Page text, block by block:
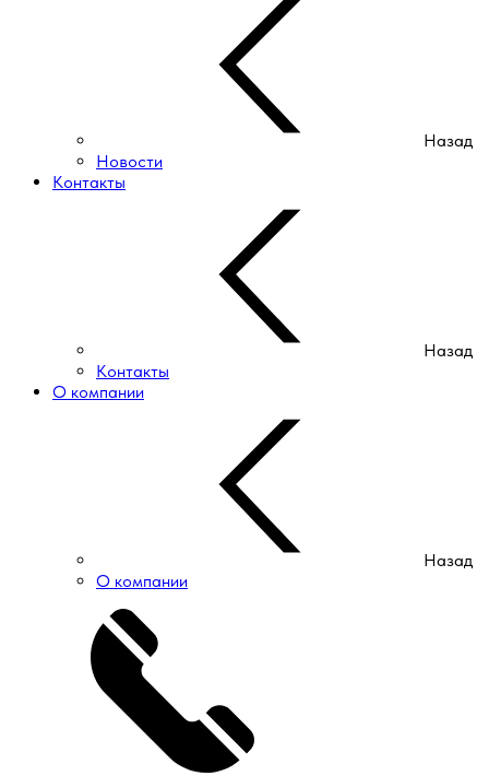
Назад
Новости
Контакты
Назад
Контакты
О компании
Назад
О компании